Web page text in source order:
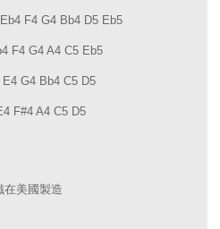
F4 G4 Bb4 D5 Eb5
F4 G4 A4 C5 Eb5
G4 Bb4 C5 D5
F#4 A4 C5 D5
在美國製造